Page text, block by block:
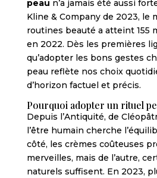
peau n’a jamais été aussi
Kline & Company de 2023, le
routines beauté a atteint 155
en 2022. Dès les premières
qu’adopter les bons gestes
peau reflète nos choix
d’horizon factuel et précis.
Pourquoi adopter un rituel
Depuis l’Antiquité, de
l’être humain cherche
côté, les crèmes coûteuses
merveilles, mais de l’autre,
naturels suffisent. En 2023,